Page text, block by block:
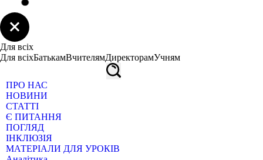
Для всіх
Для всіхБатькамВчителямДиректорамУчням
ПРО НАС
НОВИНИ
СТАТТІ
Є ПИТАННЯ
ПОГЛЯД
ІНКЛЮЗІЯ
МАТЕРІАЛИ ДЛЯ УРОКІВ